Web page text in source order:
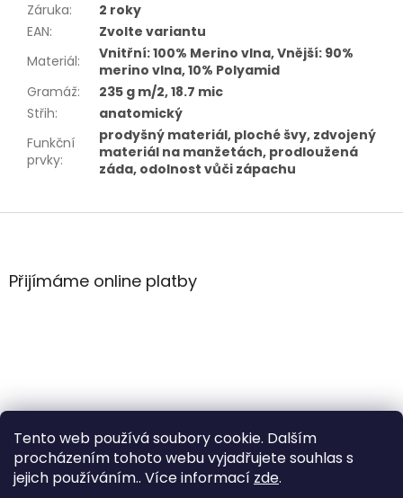
Tento web používá soubory cookie. Dalším
procházením tohoto webu vyjadřujete souhlas s
jejich používáním.. Více informací zde.
Záruka:
2 roky
EAN:
Zvolte variantu
Materiál:
Vnitřní: 100% Merino vlna, Vnější: 90%
merino vlna, 10% Polyamid
Gramáž:
235 g m/2, 18.7 mic
Střih:
anatomický
Funkční
prvky:
prodyšný materiál, ploché švy, zdvojený
materiál na manžetách, prodloužená
záda, odolnost vůči zápachu
Z
aPřijímáme online platby